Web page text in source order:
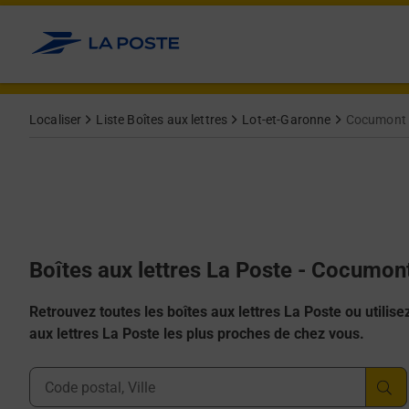
Allez au contenu
Localiser Liste Boîtes aux lettres Lot-et-Garonne Cocumont
Boîtes aux lettres La Poste -
Retrouvez toutes les boîtes aux lettres La Poste ou
aux lettres La Poste les plus proches de chez vous.
Ville, Département, Code Postal